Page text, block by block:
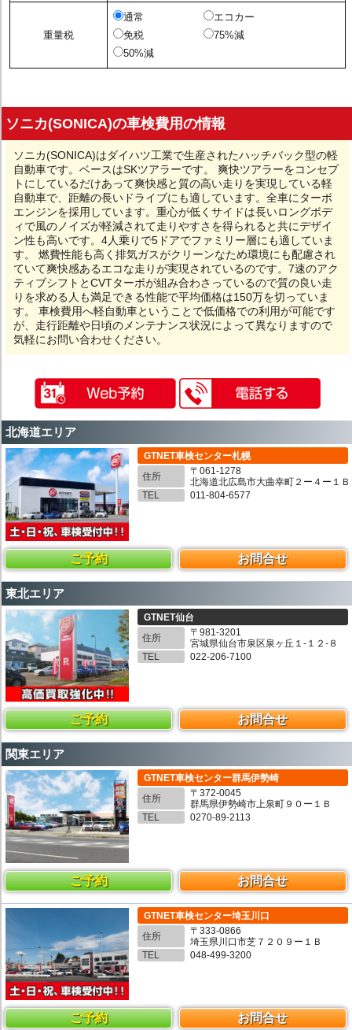
重量税
通常
エコカー
免税
75%減
50%減
ソニカ(SONICA)の車検費用の情報
ソニカ(SONICA)はダイハツ工業で生産されたハッチバック型の軽
自動車です。ベースはSKツアラーです。 爽快ツアラーをコンセプ
トにしているだけあって爽快感と質の高い走りを実現している軽
自動車で、距離の長いドライブにも適しています。全車にターボ
エンジンを採用しています。重心が低くサイドは長いロングボデ
ィで風のノイズが軽減されて走りやすさを得られると共にデザイ
ン性も高いです。4人乗りで5ドアでファミリー層にも適していま
す。 燃費性能も高く排気ガスがクリーンなため環境にも配慮され
ていて爽快感あるエコな走りが実現されているのです。7速のアク
ティブシフトとCVTターボが組み合わさっているので質の良い走
りを求める人も満足できる性能で平均価格は150万を切っていま
す。 車検費用へ軽自動車ということで低価格での利用が可能です
が、走行距離や日頃のメンテナンス状況によって異なりますので
気軽にお問い合わせください。
北海道エリア
GTNET車検センター札幌
住所
〒061-1278
北海道北広島市大曲幸町２ー４ー１Ｂ
TEL
011-804-6577
ご予約 お問合せ
東北エリア
GTNET仙台
住所
〒981-3201
宮城県仙台市泉区泉ヶ丘１-１２-８
TEL
022-206-7100
ご予約 お問合せ
関東エリア
GTNET車検センター群馬伊勢崎
住所
〒372-0045
群馬県伊勢崎市上泉町９０ー１Ｂ
TEL
0270-89-2113
ご予約 お問合せ
GTNET車検センター埼玉川口
住所
〒333-0866
埼玉県川口市芝７２０９ー１Ｂ
TEL
048-499-3200
ご予約 お問合せ